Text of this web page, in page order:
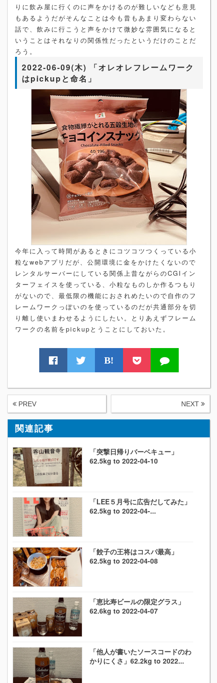
りに飲み屋に行くのに声をかけるのが難しいなども意見
もあるようだがそんなことは今も昔もあまり変わらない
話で、飲みに行こうと声をかけて微妙な雰囲気になると
いうことはそれなりの関係性だったというだけのことだ
ろう。
2022-06-09(木) 「オレオレフレームワーク
はpickupと命名」
今年に入って時間があるときにコツコツつくっている小
粒なwebアプリだが、公開環境に金をかけたくないので
レンタルサーバーにしている関係上昔ながらのCGIイン
ターフェイスを使っている、小粒なものしか作るつもり
がないので、最低限の機能におされめたいので自作のフ
レームワークっぽいのを使っているのだが共通部分を切
り離し使いまわせるようにしたい。とりあえずフレーム
ワークの名前をpickupとうことにしておいた。
B!
PREV NEXT
関連記事
「突撃日帰りバーベキュー」
62.5kg to 2022-04-10
「LEE５月号に広告だしてみた」
62.5kg to 2022-04-...
「餃子の王将はコスパ最高」
62.5kg to 2022-04-08
「恵比寿ビールの限定グラス」
62.6kg to 2022-04-07
「他人が書いたソースコードのわ
かりにくさ」62.2kg to 2022...